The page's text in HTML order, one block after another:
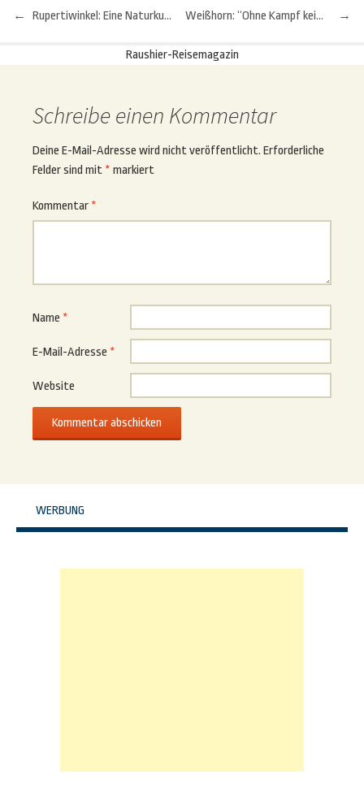
Beitragsnavigation
← Rupertiwinkel: Eine Naturkulisse wie aus dem Bilderbuch →
Weißhorn: “Ohne Kampf kein Sieg”
Raushier-Reisemagazin
Schreibe einen Kommentar
Deine E-Mail-Adresse wird nicht veröffentlicht. Erforderliche
Felder sind mit * markiert
Kommentar *
Name *
E-Mail-Adresse *
Website
WERBUNG